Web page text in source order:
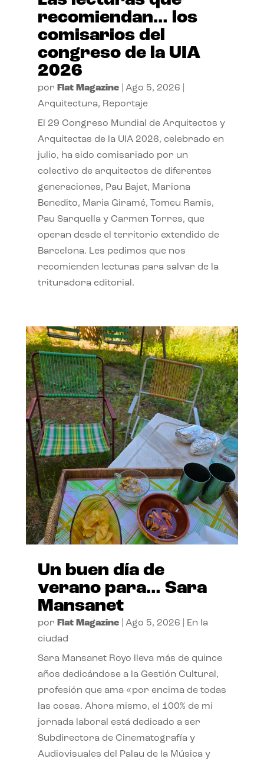
recomiendan… los
comisarios del
congreso de la UIA
2026
por Flat Magazine| Ago 5, 2026
Arquitectura, Reportaje
El 29 Congreso Mundial de Arquitectos y
Arquitectas de la UIA 2026, celebrado en
julio, ha sido comisariado por un
colectivo de arquitectos de diferentes
generaciones, Pau Bajet, Mariona
Benedito, Maria Giramé, Tomeu Ramis,
Pau Sarquella y Carmen Torres, que
operan desde el territorio extendido de
Barcelona. Les pedimos que nos
recomienden lecturas para salvar de la
trituradora editorial.
Un buen día de
verano para… Sara
Mansanet
por Flat Magazine| Ago 5, 2026
En la
ciudad
Sara Mansanet Royo lleva más de quince
años dedicándose a la Gestión Cultural,
profesión que ama «por encima de todas
las cosas. Ahora mismo, el 100% de mi
jornada laboral está dedicado a ser
Subdirectora de Cinematografía y
Audiovisuales del Palau de la Música y